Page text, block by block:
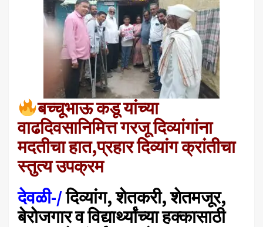
बच्चूभाऊ कडू यांच्या
वाढदिवसानिमित्त गरजू दिव्यांगांना
मदतीचा हात,प्रहार दिव्यांग क्रांतीचा
स्तुत्य उपक्रम
देवळी-/दिव्यांग, शेतकरी, शेतमजूर,
बेरोजगार व विद्यार्थ्यांच्या हक्कासाठी